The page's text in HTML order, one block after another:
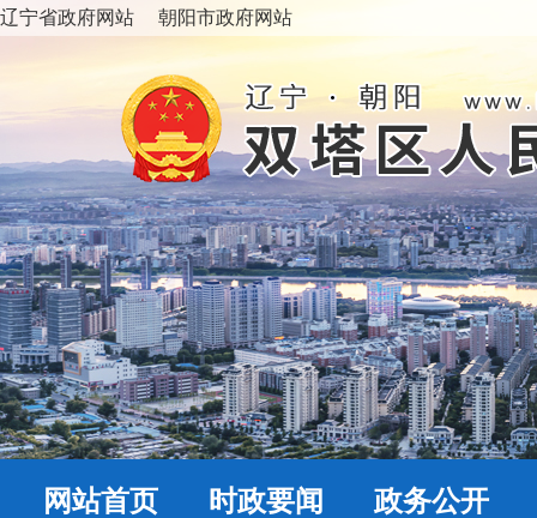
辽宁省政府网站 朝阳市政府网站
网站首页 时政要闻 政务公开